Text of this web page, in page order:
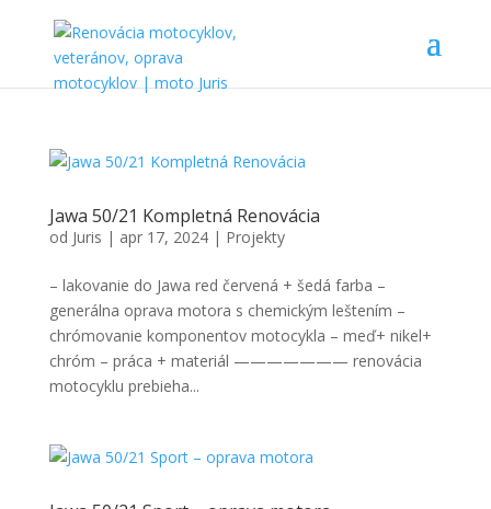
Jawa 50/21 Kompletná Renovácia
od Juris | apr 17, 2024| Projekty
– lakovanie do Jawa red červená + šedá farba –
generálna oprava motora s chemickým leštením –
chrómovanie komponentov motocykla – meď+ nikel+
chróm – práca + materiál ——————— renovácia
motocyklu prebieha...